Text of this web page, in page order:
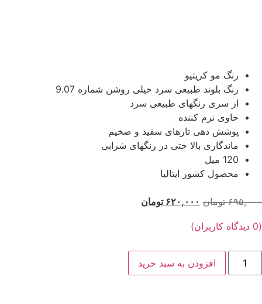
رنگ مو کریتیو
رنگ بلوند طبیعی سرد خیلی روشن شماره 9.07
از سری رنگهای طبیعی سرد
حاوی نرم کننده
پوشش دهی تارهای سفید و ضخیم
ماندگاری بالا حتی در رنگهای شرابی
120 میل
محصول کشور ایتالیا
۶۹۵,۰۰۰ تومان ۶۲۰,۰۰۰ تومان
(
0 دیدگاه کاربران)
افزودن به سبد خرید